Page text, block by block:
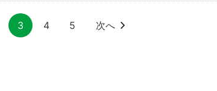
3 4 5 次へ